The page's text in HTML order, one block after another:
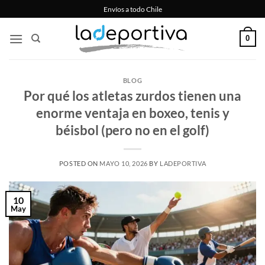
al
contenido
Envíos a todo Chile
0
BLOG
Por qué los atletas zurdos tienen una
enorme ventaja en boxeo, tenis y
béisbol (pero no en el golf)
POSTED ON MAYO 10, 2026 BY LADEPORTIVA
10
May